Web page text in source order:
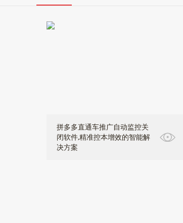
拼多多直通车推广自动监控关
闭软件,精准控本增效的智能解
决方案